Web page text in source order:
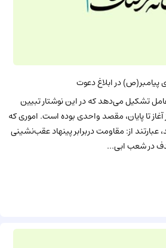
پیامبر(ص) در ابلاغ دعوت
تشکیل می‌دهد که در این نوشتار تبیین
تا پایان، مقصد واحدی بوده است. اموری که
از: مقاومت دربرابر پینهاد عقب‌نشینی
در شعب ابی‌...